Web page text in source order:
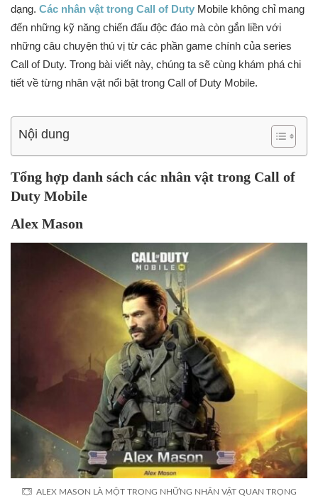
dạng. Các nhân vật trong Call of Duty Mobile không chỉ mang
đến những kỹ năng chiến đấu độc đáo mà còn gắn liền với
những câu chuyện thú vị từ các phần game chính của series
Call of Duty. Trong bài viết này, chúng ta sẽ cùng khám phá chi
tiết về từng nhân vật nổi bật trong Call of Duty Mobile.
Nội dung
Tổng hợp danh sách các nhân vật trong Call of
Duty Mobile
Alex Mason
ALEX MASON LÀ MỘT TRONG NHỮNG NHÂN VẬT QUAN TRỌNG